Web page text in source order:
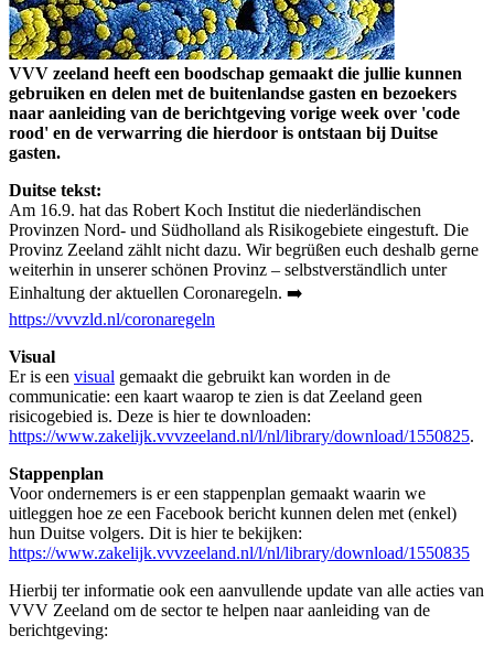
VVV zeeland heeft een boodschap gemaakt die jullie kunnen
gebruiken en delen met de buitenlandse gasten en bezoekers
naar aanleiding van de berichtgeving vorige week over 'code
rood' en de verwarring die hierdoor is ontstaan bij Duitse
gasten.
Duitse tekst:
Am 16.9. hat das Robert Koch Institut die niederländischen
Provinzen Nord- und Südholland als Risikogebiete eingestuft. Die
Provinz Zeeland zählt nicht dazu. Wir begrüßen euch deshalb gerne
weiterhin in unserer schönen Provinz – selbstverständlich unter
Einhaltung der aktuellen Coronaregeln. ➡️
https://vvvzld.nl/coronaregeln
Visual
Er is een visual gemaakt die gebruikt kan worden in de
communicatie: een kaart waarop te zien is dat Zeeland geen
risicogebied is. Deze is hier te downloaden:
https://www.zakelijk.vvvzeeland.nl/l/nl/library/download/1550825.
Stappenplan
Voor ondernemers is er een stappenplan gemaakt waarin we
uitleggen hoe ze een Facebook bericht kunnen delen met (enkel)
hun Duitse volgers. Dit is hier te bekijken:
https://www.zakelijk.vvvzeeland.nl/l/nl/library/download/1550835
Hierbij ter informatie ook een aanvullende update van alle acties van
VVV Zeeland om de sector te helpen naar aanleiding van de
berichtgeving: